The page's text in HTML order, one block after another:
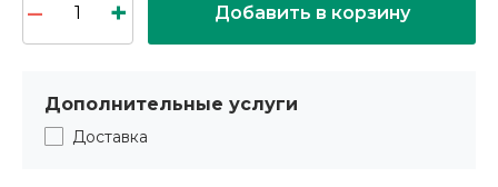
Добавить в корзину
Дополнительные услуги
Доставка